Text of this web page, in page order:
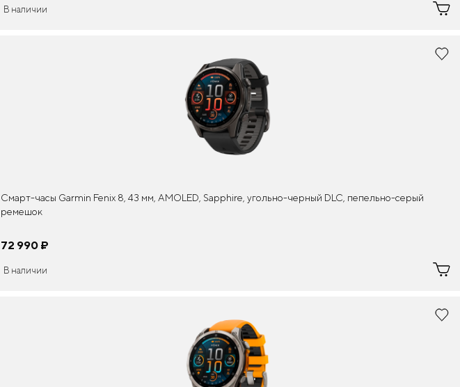
В наличии
Смарт-часы Garmin Fenix 8, 43 мм, AMOLED, Sapphire, угольно-черный DLC, пепельно-серый
ремешок
72 990 ¤
В наличии